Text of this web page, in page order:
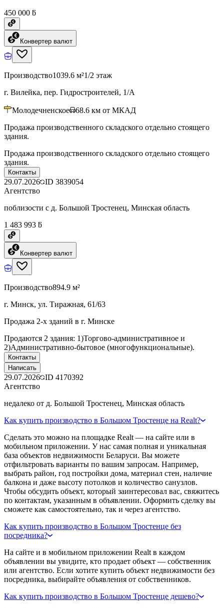
450 000 ƃ
Конвертер валют
Производство1039.6 м²1/2 этаж
г. Вилейка, пер. Гидростроителей, 1/А
Молодечненское 68.6 км от МКАД
Продажа производственного складского отдельно стоящего
здания.
Продажа производственного складского отдельно стоящего
здания.
Контакты
29.07.2026 ID 3839054
Агентство
поблизости с д. Большой Тростенец, Минская область
1 483 993 ƃ
Конвертер валют
Производство894.9 м²
г. Минск, ул. Тиражная, 61/63
Продажа 2-х зданий в г. Минске
Продаются 2 здания: 1)Торгово-административное и
2)Административно-бытовое (многофункциональные).
Контакты
Написать
29.07.2026 ID 4170392
Агентство
недалеко от д. Большой Тростенец, Минская область
Как купить производство в Большом Тростенце на Realt?
Сделать это можно на площадке Realt — на сайте или в
мобильном приложении. У нас самая полная и уникальная
база объектов недвижимости Беларуси. Вы можете
отфильтровать варианты по вашим запросам. Например,
выбрать район, год постройки дома, материал стен, наличие
балкона и даже высоту потолков и количество санузлов.
Чтобы обсудить объект, который заинтересовал вас, свяжитесь
по контактам, указанным в объявлении. Оформить сделку вы
сможете как самостоятельно, так и через агентство.
Как купить производство в Большом Тростенце без
посредника?
На сайте и в мобильном приложении Realt в каждом
объявлении вы увидите, кто продает объект — собственник
или агентство. Если хотите купить объект недвижимости без
посредника, выбирайте объявления от собственников.
Как купить производство в Большом Тростенце дешево?